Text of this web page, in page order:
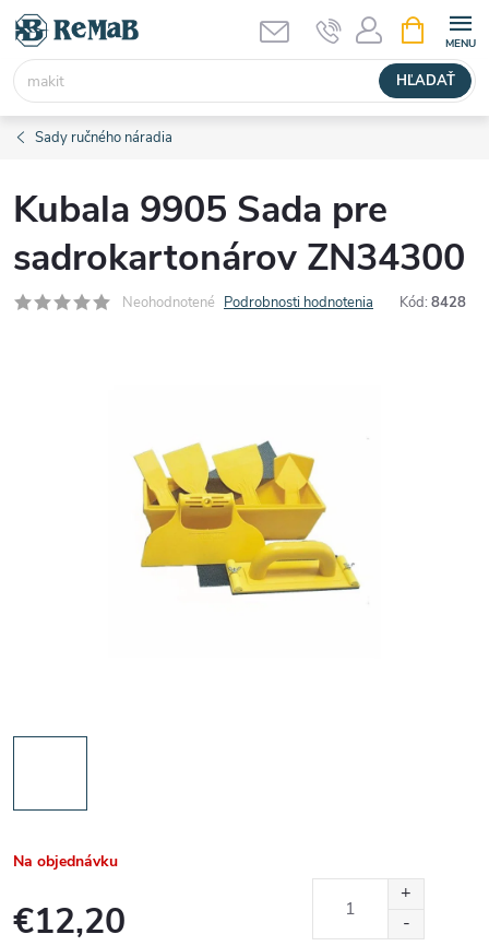
Prejsť
obsah
HĽADAŤ
KOŠÍK
Sady ručného náradia
Kubala 9905 Sada pre
sadrokartonárov ZN34300
Neohodnotené Podrobnosti hodnotenia Kód: 8428
Na objednávku
€12,20